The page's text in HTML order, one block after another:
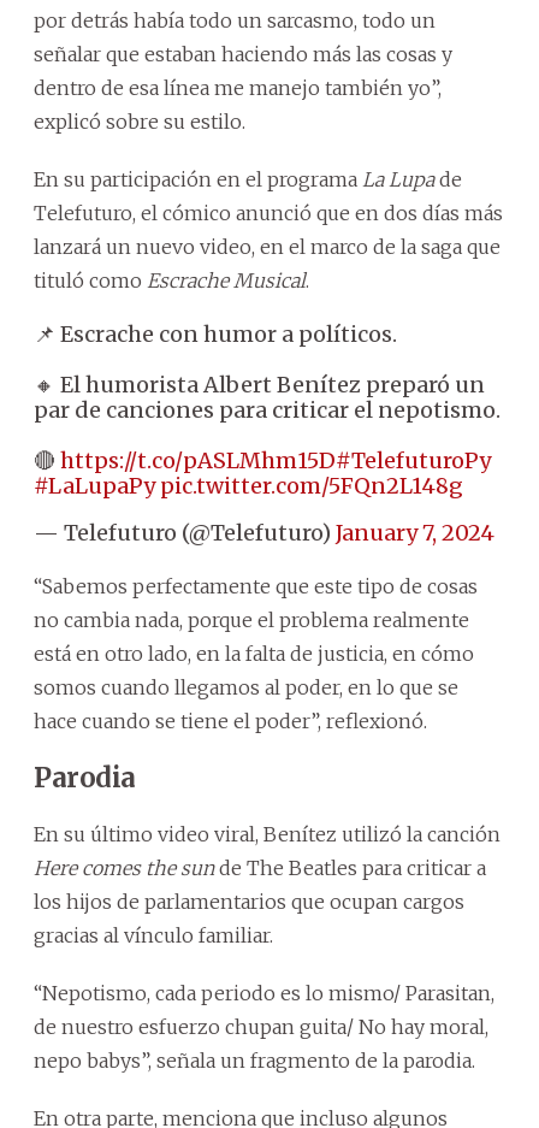
por detrás había todo un sarcasmo, todo un
señalar que estaban haciendo más las cosas y
dentro de esa línea me manejo también yo”,
explicó sobre su estilo.
En su participación en el programa La Lupade
Telefuturo, el cómico anunció que en dos días más
lanzará un nuevo video, en el marco de la saga que
tituló como Escrache Musical.
📌 Escrache con humor a políticos.
🔸 El humorista Albert Benítez preparó un
par de canciones para criticar el nepotismo.
🔴 https://t.co/pASLMhm15D#TelefuturoPy
#LaLupaPy pic.twitter.com/5FQn2L148g
— Telefuturo (@Telefuturo) January 7, 2024
“Sabemos perfectamente que este tipo de cosas
no cambia nada, porque el problema realmente
está en otro lado, en la falta de justicia, en cómo
somos cuando llegamos al poder, en lo que se
hace cuando se tiene el poder”, reflexionó.
Parodia
En su último video viral, Benítez utilizó la canción
Here comes the sunde The Beatles para criticar a
los hijos de parlamentarios que ocupan cargos
gracias al vínculo familiar.
“Nepotismo, cada periodo es lo mismo/ Parasitan,
de nuestro esfuerzo chupan guita/ No hay moral,
nepo babys”, señala un fragmento de la parodia.
En otra parte, menciona que incluso algunos